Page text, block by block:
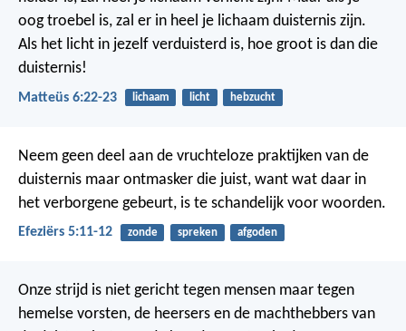
oog troebel is, zal er in heel je lichaam duisternis zijn.
Als het licht in jezelf verduisterd is, hoe groot is dan die
duisternis!
Matteüs 6:22-23 lichaam licht hebzucht
Neem geen deel aan de vruchteloze praktijken van de
duisternis maar ontmasker die juist, want wat daar in
het verborgene gebeurt, is te schandelijk voor woorden.
Efeziërs 5:11-12 zonde spreken afgoden
Onze strijd is niet gericht tegen mensen maar tegen
hemelse vorsten, de heersers en de machthebbers van